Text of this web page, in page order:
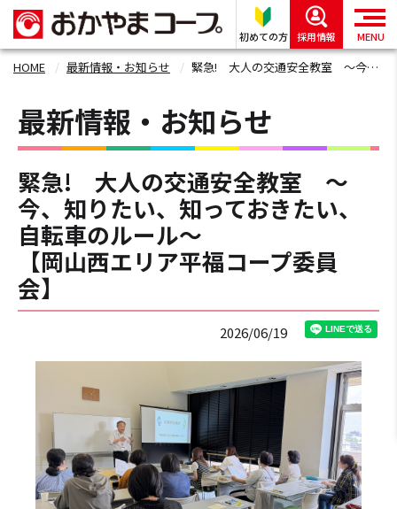
初めての方 採用情報 MENU
HOME 最新情報・お知らせ 緊急! 大人の交通安全教室 ～今、知りたい、知っておきたい、自転車のルール～ 【岡山西エリア平福コープ委員会】
最新情報・お知らせ
緊急! 大人の交通安全教室 ～
今、知りたい、知っておきたい、
自転車のルール～
【岡山西エリア平福コープ委員
会】
2026/06/19